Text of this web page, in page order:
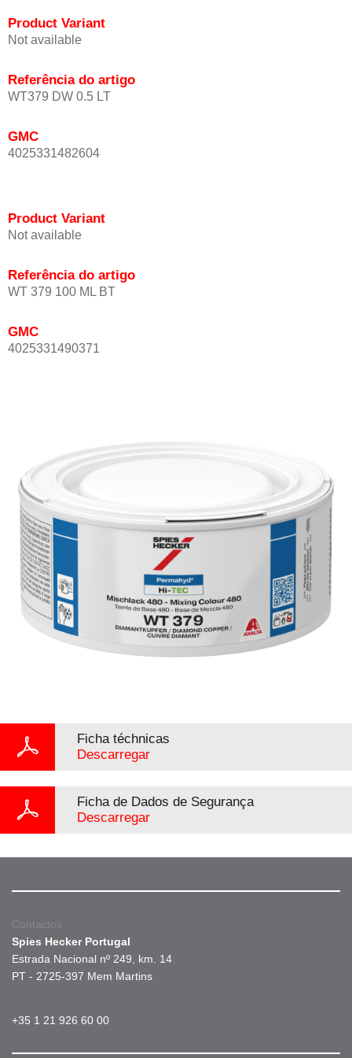
Product Variant
Not available
Referência do artigo
WT379 DW 0.5 LT
GMC
4025331482604
Product Variant
Not available
Referência do artigo
WT 379 100 ML BT
GMC
4025331490371
Ficha téchnicas
Descarregar
Ficha de Dados de Segurança
Descarregar
Contactos
Spies Hecker Portugal
Estrada Nacional nº 249, km. 14
PT - 2725-397 Mem Martins
+35 1 21 926 60 00